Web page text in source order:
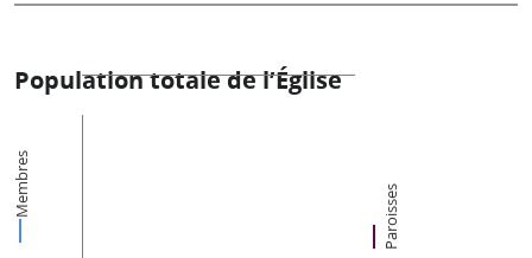
Population totale de l’Église
Membres Paroisses